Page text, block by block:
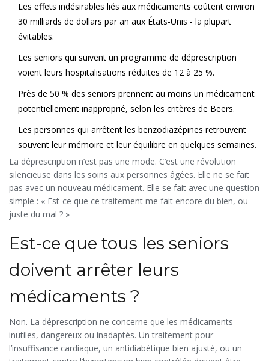
Les effets indésirables liés aux médicaments coûtent environ
30 milliards de dollars par an aux États-Unis - la plupart
évitables.
Les seniors qui suivent un programme de déprescription
voient leurs hospitalisations réduites de 12 à 25 %.
Près de 50 % des seniors prennent au moins un médicament
potentiellement inapproprié, selon les critères de Beers.
Les personnes qui arrêtent les benzodiazépines retrouvent
souvent leur mémoire et leur équilibre en quelques semaines.
La déprescription n’est pas une mode. C’est une révolution
silencieuse dans les soins aux personnes âgées. Elle ne se fait
pas avec un nouveau médicament. Elle se fait avec une question
simple : « Est-ce que ce traitement me fait encore du bien, ou
juste du mal ? »
Est-ce que tous les seniors
doivent arrêter leurs
médicaments ?
Non. La déprescription ne concerne que les médicaments
inutiles, dangereux ou inadaptés. Un traitement pour
l’insuffisance cardiaque, un antidiabétique bien ajusté, ou un